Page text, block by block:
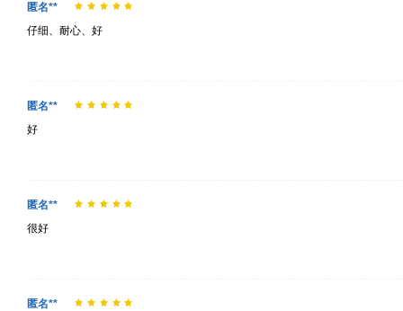
匿名**
仔细、耐心、好
匿名**
好
匿名**
很好
匿名**